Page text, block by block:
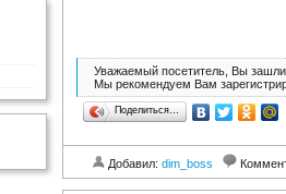
Уважаемый посетитель, Вы зашли
Мы рекомендуем Вам
Поделиться…
Добавил: dim_boss